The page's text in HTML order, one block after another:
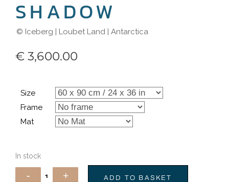
SHADOW
© Iceberg | Loubet Land | Antarctica
€ 3,600.00
Size
Frame
Mat
In stock
ADD TO BASKET